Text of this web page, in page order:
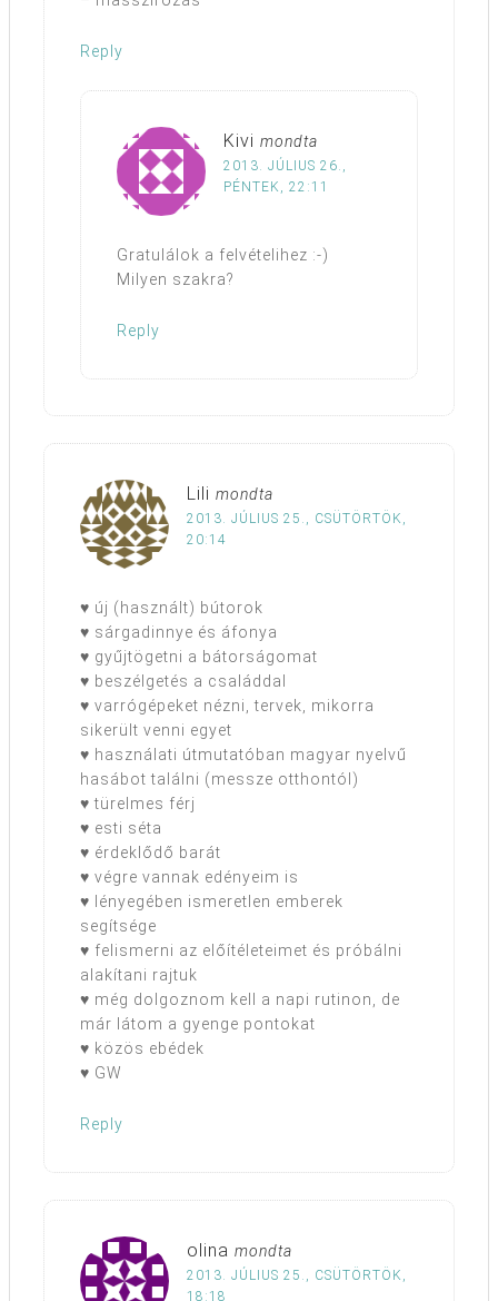
Reply
Kivi mondta
2013. JÚLIUS 26.,
PÉNTEK, 22:11
Gratulálok a felvételihez :-)
Milyen szakra?
Reply
Lili mondta
2013. JÚLIUS 25., CSÜTÖRTÖK,
20:14
♥ új (használt) bútorok
♥ sárgadinnye és áfonya
♥ gyűjtögetni a bátorságomat
♥ beszélgetés a családdal
♥ varrógépeket nézni, tervek, mikorra
sikerült venni egyet
♥ használati útmutatóban magyar nyelvű
hasábot találni (messze otthontól)
♥ türelmes férj
♥ esti séta
♥ érdeklődő barát
♥ végre vannak edényeim is
♥ lényegében ismeretlen emberek
segítsége
♥ felismerni az előítéleteimet és próbálni
alakítani rajtuk
♥ még dolgoznom kell a napi rutinon, de
már látom a gyenge pontokat
♥ közös ebédek
♥ GW
Reply
olina mondta
2013. JÚLIUS 25., CSÜTÖRTÖK,
18:18